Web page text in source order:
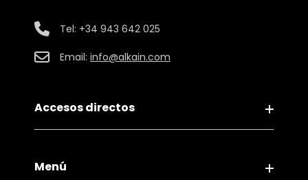
Tel: +34 943 642 025
Email: info@alkain.com
Accesos directos
Menú